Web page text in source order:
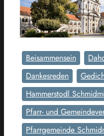
Beisammensein
Dankesreden
Hammerstodl
Pfarr- und
Pfarrgemeinde